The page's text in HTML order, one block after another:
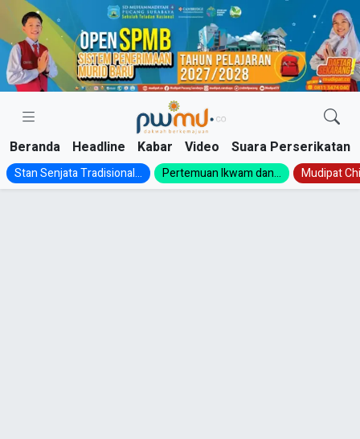
Skip
content
Beranda Headline Kabar Video Suara Perserikatan
Stan Senjata Tradisional... Pertemuan Ikwam dan... Mudipat